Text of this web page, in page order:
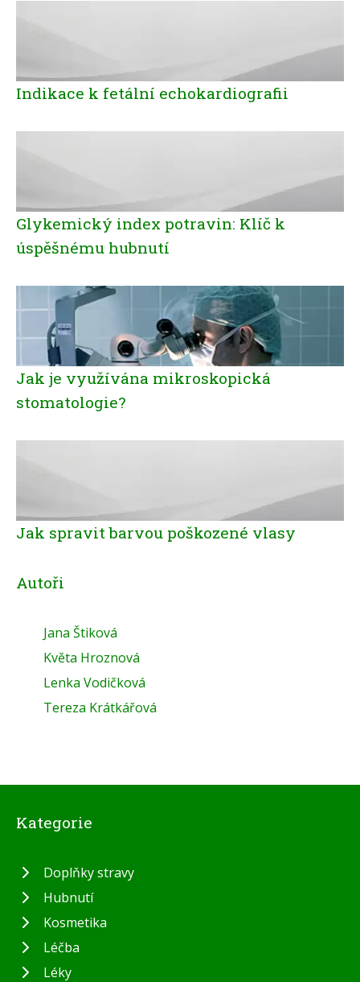
Indikace k fetální echokardiografii
Glykemický index potravin: Klíč k
úspěšnému hubnutí
Jak je využívána mikroskopická
stomatologie?
Jak spravit barvou poškozené vlasy
Autoři
Jana Štiková
Květa Hroznová
Lenka Vodičková
Tereza Krátkářová
Kategorie
Doplňky stravy
Hubnutí
Kosmetika
Léčba
Léky